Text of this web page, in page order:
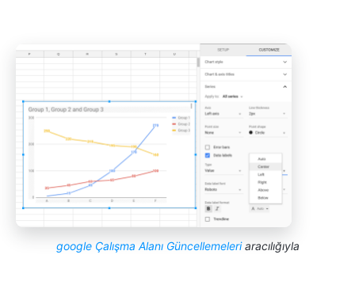
google Çalışma Alanı Güncellemeleriaracılığıyla